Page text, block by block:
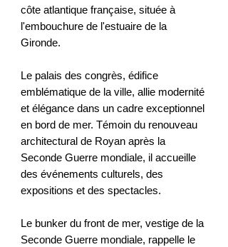
côte atlantique française, située à
l'embouchure de l'estuaire de la
Gironde.
Le palais des congrès, édifice
emblématique de la ville, allie modernité
et élégance dans un cadre exceptionnel
en bord de mer. Témoin du renouveau
architectural de Royan après la
Seconde Guerre mondiale, il accueille
des événements culturels, des
expositions et des spectacles.
Le bunker du front de mer, vestige de la
Seconde Guerre mondiale, rappelle le